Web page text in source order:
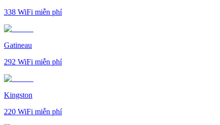
338 WiFi miễn phí
Gatineau
292 WiFi miễn phí
Kingston
220 WiFi miễn phí